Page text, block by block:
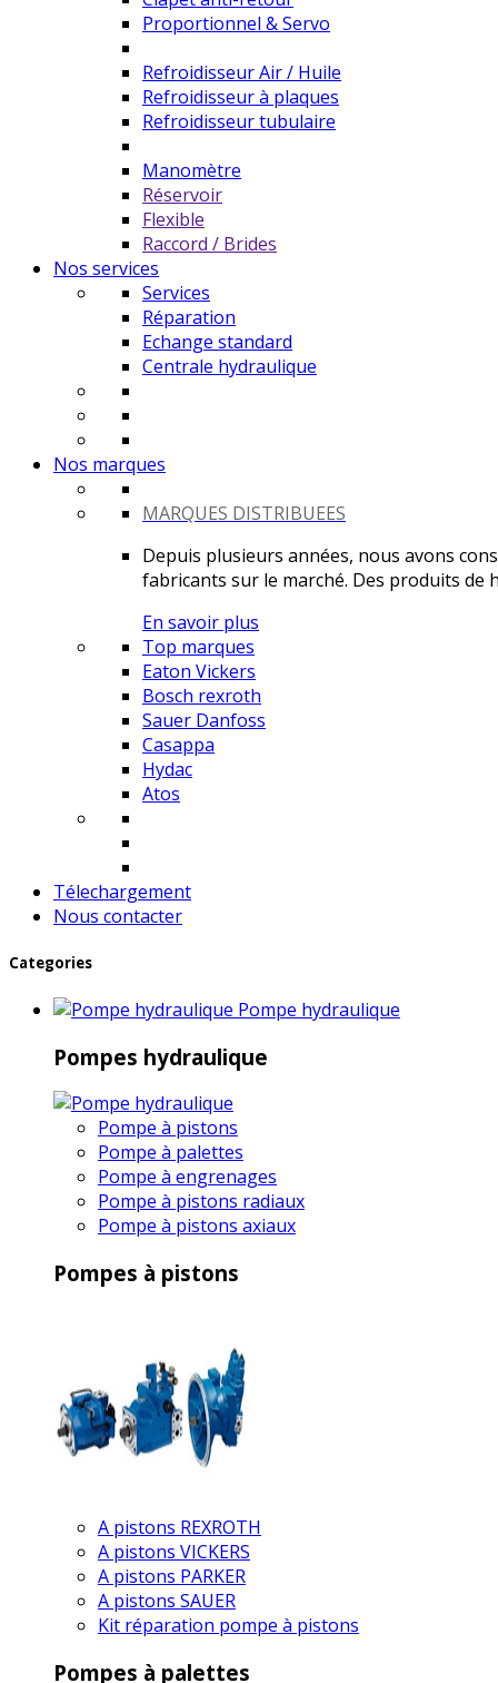
Proportionnel & Servo
Refroidisseur Air / Huile
Refroidisseur à plaques
Refroidisseur tubulaire
Manomètre
Réservoir
Flexible
Raccord / Brides
Nos services
Services
Réparation
Echange standard
Centrale hydraulique
Nos marques
MARQUES DISTRIBUEES
Depuis plusieurs années, nous avons
fabricants sur le marché. Des produits de
En savoir plus
Top marques
Eaton Vickers
Bosch rexroth
Sauer Danfoss
Casappa
Hydac
Atos
Télechargement
Nous contacter
Categories
Pompe hydraulique
Pompes hydraulique
Pompe à pistons
Pompe à palettes
Pompe à engrenages
Pompe à pistons radiaux
Pompe à pistons axiaux
Pompes à pistons
A pistons REXROTH
A pistons VICKERS
A pistons PARKER
A pistons SAUER
Kit réparation pompe à pistons
Pompes à palettes